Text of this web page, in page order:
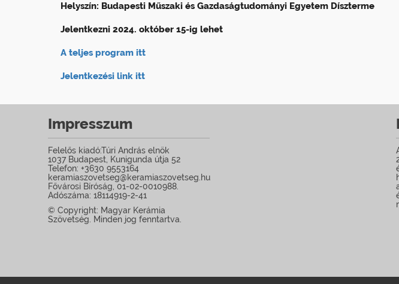
Helyszín: Budapesti Műszaki és Gazdaságtudományi Egyetem Díszterme
Jelentkezni 2024. október 15-ig lehet
A teljes program itt
Jelentkezési link itt
Impresszum
Felelős kiadó:Túri András elnök
1037 Budapest, Kunigunda útja 52
Telefon: +3630 9553164
keramiaszovetseg@keramiaszovetseg.hu
Fővárosi Bíróság, 01-02-0010988.
Adószáma: 18114919-2-41
© Copyright: Magyar Kerámia
Szövetség. Minden jog fenntartva.